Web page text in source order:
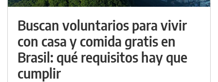
Buscan voluntarios para vivir
con casa y comida gratis en
Brasil: qué requisitos hay que
cumplir